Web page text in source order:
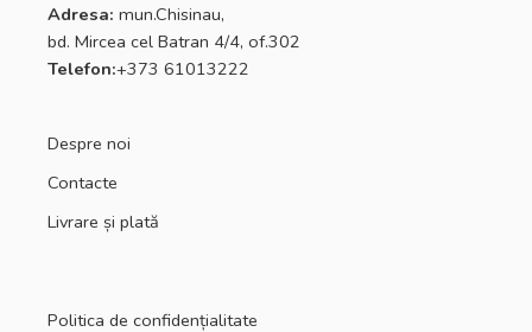
Adresa: mun.Chisinau,
bd. Mircea cel Batran 4/4, of.302
Telefon:+373 61013222
Despre noi
Contacte
Livrare și plată
Politica de confidențialitate